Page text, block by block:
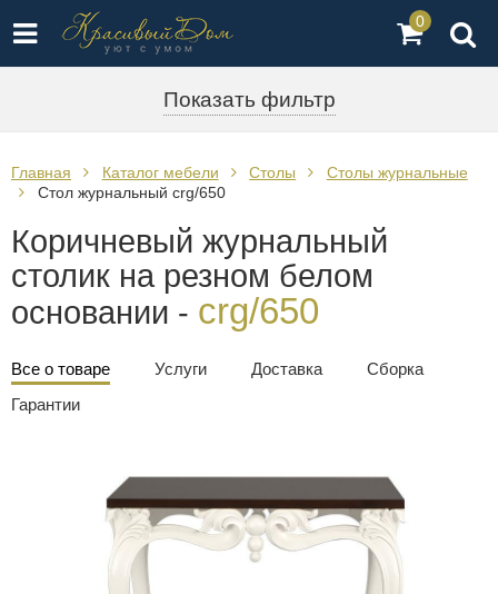
0
Показать фильтр
Главная Каталог мебели Столы
Столы журнальные
Стол журнальный crg/650
Коричневый журнальный
столик на резном белом
основании - crg/650
Все о товаре Услуги Доставка
Сборка
Гарантии